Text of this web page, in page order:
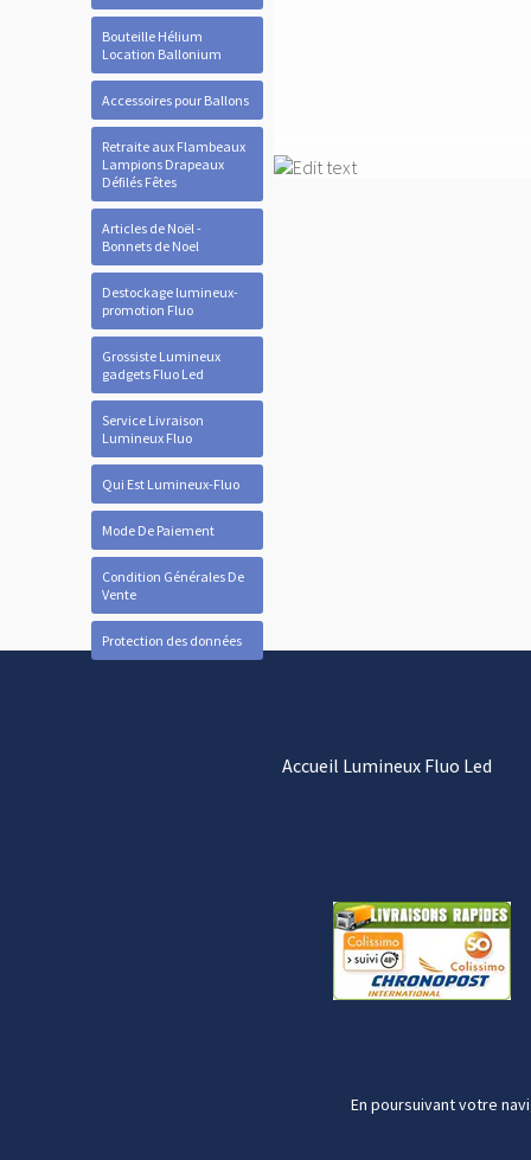
Bouteille Hélium
Location Ballonium
Accessoires pour Ballons
Retraite aux Flambeaux
Lampions Drapeaux
Défilés Fêtes
Articles de Noël -
Bonnets de Noel
Destockage lumineux-
promotion Fluo
Grossiste Lumineux
gadgets Fluo Led
Service Livraison
Lumineux Fluo
Qui Est Lumineux-Fluo
Mode De Paiement
Condition Générales De
Vente
Protection des données
Accueil Lumineux Fluo Led
En poursuivant votre